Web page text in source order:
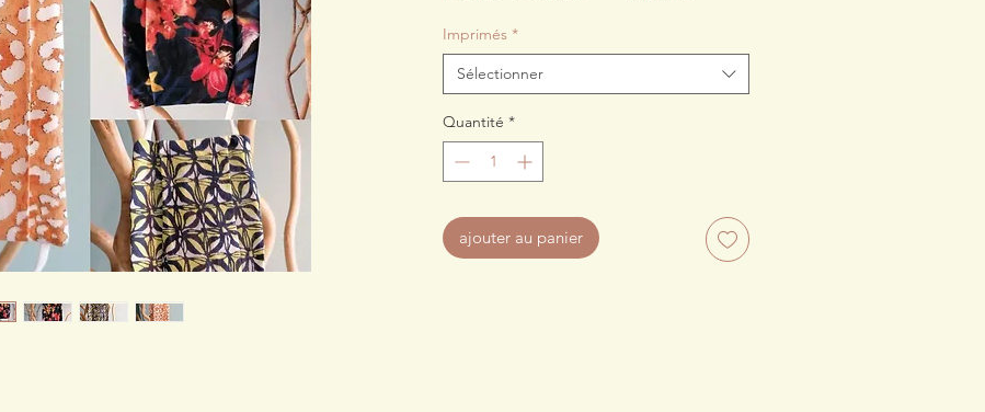
Imprimés *
Sélectionner
Quantité *
ajouter au panier